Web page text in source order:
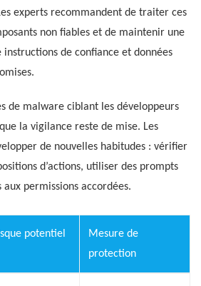
experts recommandent de traiter ces
non fiables et de maintenir une
de confiance et données
de malware ciblant les développeurs
la vigilance reste de mise. Les
de nouvelles habitudes : vérifier
d’actions, utiliser des prompts
permissions accordées.
potentiel
Mesure de
protection